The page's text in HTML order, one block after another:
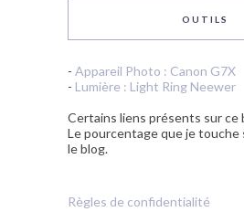
OUTILS
- Appareil Photo : Canon G7X
- Lumière : Light Ring Neewer
Certains liens présents sur ce
Le pourcentage que je touche
le blog.
Règles de confidentialité